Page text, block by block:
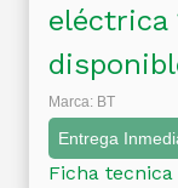
eléctrica
Marca: BT
Entrega
Ficha tecnica